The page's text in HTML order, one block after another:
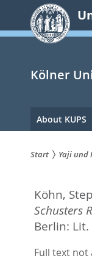
springen
Kölner
About KUPS
sind
hier:
Start Yaji und
Köhn,
Schusters
Berlin: Lit.
Full text